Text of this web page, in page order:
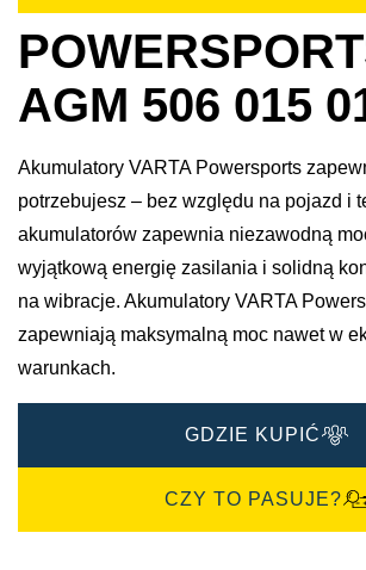
AGM 506 015
Akumulatory VARTA Powersports
potrzebujesz – bez względu na pojazd i
akumulatorów zapewnia niezawodną
wyjątkową energię zasilania i solidną
na wibracje. Akumulatory VARTA
zapewniają maksymalną moc nawet w
warunkach.
GDZIE KUPIĆ
CZY TO PASUJE?